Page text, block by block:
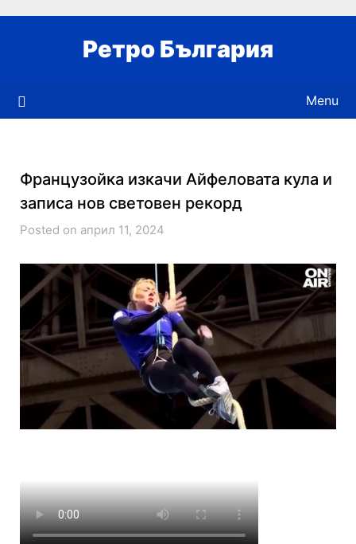
Ретро България
Menu
Французойка изкачи Айфеловата кула и
записа нов световен рекорд
Posted on април 11, 2024